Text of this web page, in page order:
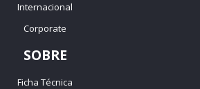
Internacional
Corporate
SOBRE
Ficha Técnica